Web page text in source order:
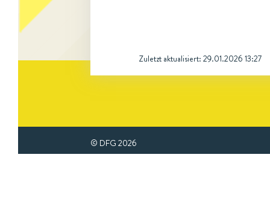
Zuletzt aktualisiert: 29.01.2026 13:27
© DFG 2026